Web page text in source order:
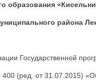
образования
района
Государственной
(ред. от 31.07.2015)